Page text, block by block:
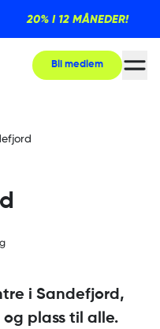
20% I 12 MÅNEDER!
Bli medlem
i Sandefjord,
plass til alle.